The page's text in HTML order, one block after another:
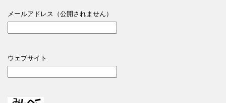
メールアドレス（公開されません）
ウェブサイト